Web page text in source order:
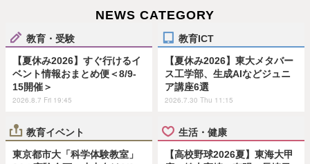
NEWS CATEGORY
教育・受験
【夏休み2026】すぐ行けるイ
ベント情報おまとめ便＜8/9-
15開催＞
2026.8.7 Fri 19:45
教育ICT
【夏休み2026】東大メタバー
ス工学部、生成AIなどジュニ
ア講座6選
2026.7.30 Thu 11:15
教育イベント
東京都市大「科学体験教室」
生活・健康
【高校野球2026夏】東海大甲